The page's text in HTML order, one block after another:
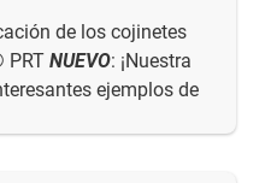
de los cojinetes
PRT NUEVO: ¡Nuestra
ejemplos de